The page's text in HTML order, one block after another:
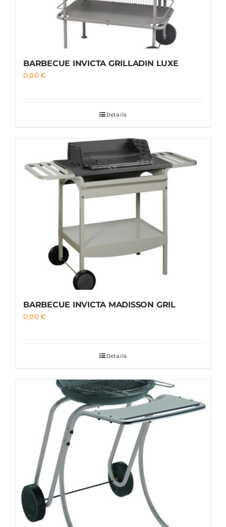
BARBECUE INVICTA GRILLADIN LUXE
0,00€
Details
BARBECUE INVICTA MADISSON GRIL
0,00€
Details